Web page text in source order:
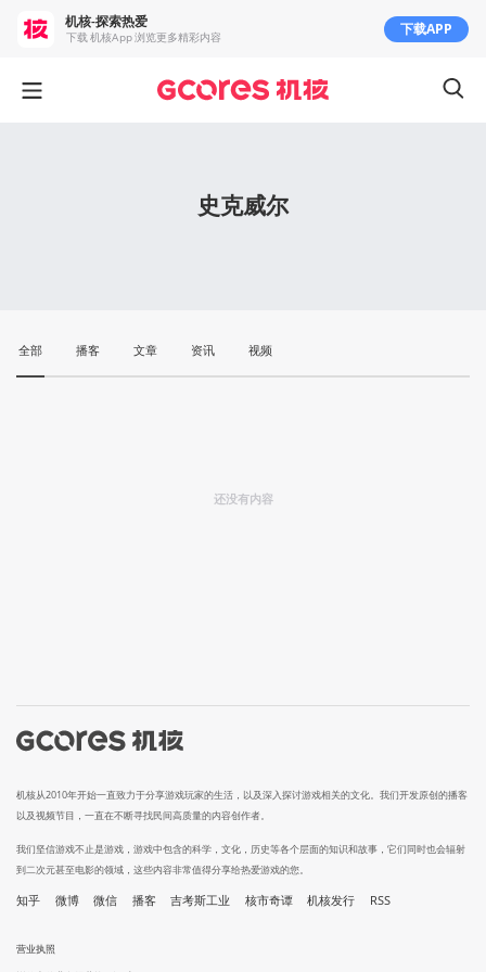
史克威尔
全部 播客 文章 资讯 视频
还没有内容
机核从2010年开始一直致力于分享游戏玩家的生活，以及深入探讨游戏相关的文化。我们开发原创的播客
以及视频节目，一直在不断寻找民间高质量的内容创作者。
我们坚信游戏不止是游戏，游戏中包含的科学，文化，历史等各个层面的知识和故事，它们同时也会辐射
到二次元甚至电影的领域，这些内容非常值得分享给热爱游戏的您。
知乎 微博 微信 播客 吉考斯工业 核市奇谭 机核发行 RSS
营业执照
机核-探索热爱
下载 机核App 浏览更多精彩内容 下载APP